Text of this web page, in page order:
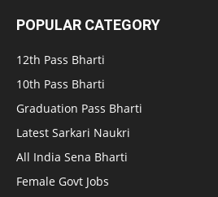
POPULAR CATEGORY
12th Pass Bharti
10th Pass Bharti
Graduation Pass Bharti
Latest Sarkari Naukri
All India Sena Bharti
Female Govt Jobs